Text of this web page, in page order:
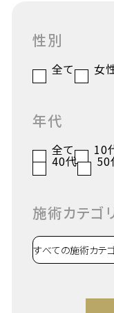
性別
全て 女
年代
全て 10
40代 50
施術カテゴ